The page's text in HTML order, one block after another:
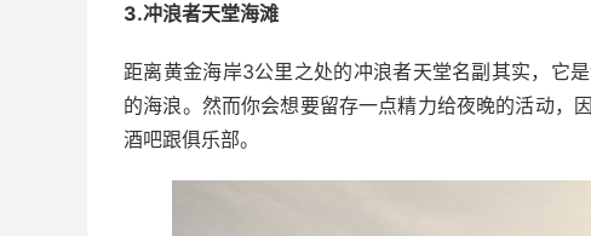
3.冲浪者天堂海滩
距离黄金海岸3公里之处的冲浪者天堂名副其实，它
的海浪。然而你会想要留存一点精力给夜晚的活动，
酒吧跟俱乐部。